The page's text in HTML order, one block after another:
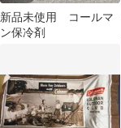
新品未使用 コールマ
ン保冷剤